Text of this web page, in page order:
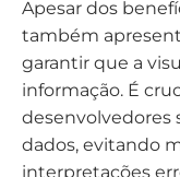
Apesar dos
também
garantir que a
informação. É
desenvolvedores
dados, evitando
interpretações